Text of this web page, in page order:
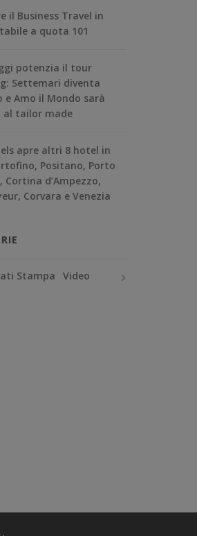
il Business Travel in
a quota 101
potenzia il tour
Settemari diventa
e Amo il Mondo sarà
al tailor made
apre altri 8 hotel in
Positano, Porto
Cortina d’Ampezzo,
Corvara e Venezia
Stampa Video